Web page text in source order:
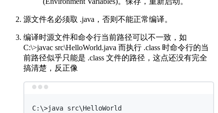
源文件名必须取 .java，否则不能正常编译。
编译时源文件和命令行当前路径可以不一致，如
C:\>javac src\HelloWorld.java 而执行 .class 时命令行的当
前路径似乎只能是 .class 文件的路径，这点还没有完全
搞清楚，反正像
C:\>java src\HelloWorld